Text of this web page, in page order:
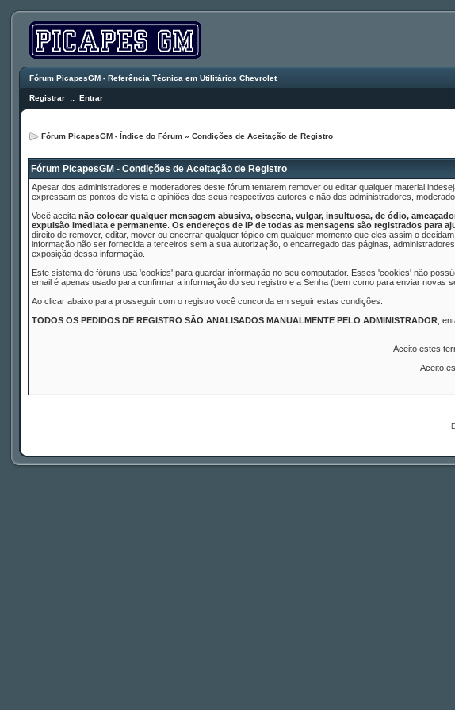
Fórum PicapesGM - Referência Técnica em Utilitários Chevrolet
Registrar :: Entrar
Fórum PicapesGM - Índice do Fórum » Condições de Aceitação de Registro
Fórum PicapesGM - Condições de Aceitação de Registro
Apesar dos administradores e moderadores deste fórum tentarem remover ou editar qualquer material
expressam os pontos de vista e opiniões dos seus respectivos autores e não dos administradores,
Você aceita não colocar qualquer mensagem abusiva, obscena, vulgar, insultuosa, de ódio,
expulsão imediata e permanente Os endereços de IP de todas as mensagens são registrados para
direito de remover, editar, mover ou encerrar qualquer tópico em qualquer momento que eles assim o
informação não ser fornecida a terceiros sem a sua autorização, o encarregado das páginas,
exposição dessa informação.
Este sistema de fóruns usa 'cookies' para guardar informação no seu computador. Esses 'cookies' não
email é apenas usado para confirmar a informação do seu registro e a Senha (bem como para enviar novas
Ao clicar abaixo para prosseguir com o registro você concorda em seguir estas condições.
TODOS OS PEDIDOS DE REGISTRO SÃO ANALISADOS MANUALMENTE PELO ADMINISTRADOR ,
Aceito estes
Aceito